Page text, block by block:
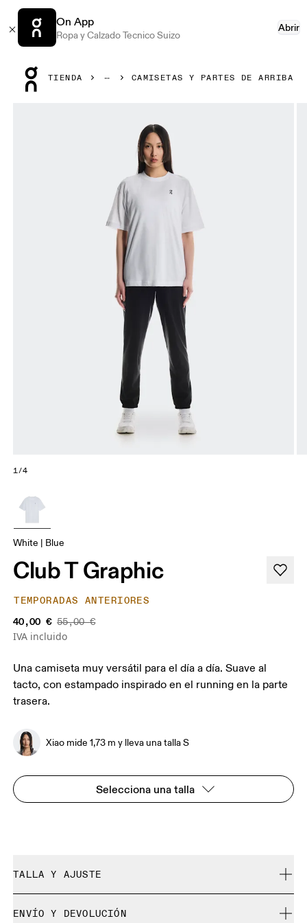
On App
Ropa y Calzado Tecnico Suizo
Abrir
TIENDA CAMISETAS Y PARTES DE ARRIBA
1/4
White | Blue
Club T Graphic
TEMPORADAS ANTERIORES
40,00 € 55,00 €
IVA incluido
Una camiseta muy versátil para el día a día. Suave al
tacto, con estampado inspirado en el running en la parte
trasera.
Xiao mide 1,73 m y lleva una talla S
Selecciona una talla
TALLA Y AJUSTE
ENVÍO Y DEVOLUCIÓN